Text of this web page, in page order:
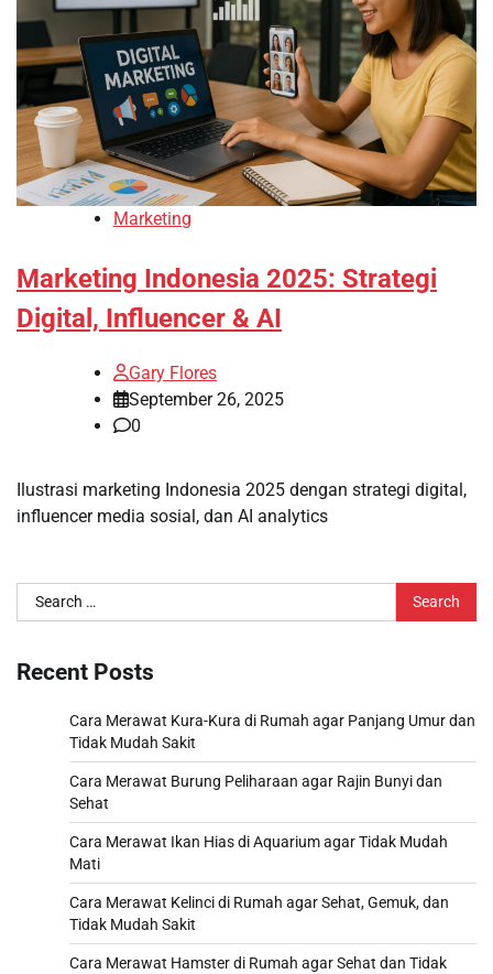
Marketing
Marketing Indonesia 2025: Strategi
Digital, Influencer & AI
Gary Flores
September 26, 2025
0
Ilustrasi marketing Indonesia 2025 dengan strategi digital,
influencer media sosial, dan AI analytics
Search
for:
Recent Posts
Cara Merawat Kura-Kura di Rumah agar Panjang Umur dan
Tidak Mudah Sakit
Cara Merawat Burung Peliharaan agar Rajin Bunyi dan
Sehat
Cara Merawat Ikan Hias di Aquarium agar Tidak Mudah
Mati
Cara Merawat Kelinci di Rumah agar Sehat, Gemuk, dan
Tidak Mudah Sakit
Cara Merawat Hamster di Rumah agar Sehat dan Tidak